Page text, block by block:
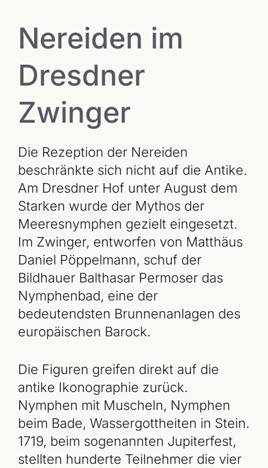
Nereiden im
Dresdner
Zwinger
Die Rezeption der Nereiden
beschränkte sich nicht auf die Antike.
Am Dresdner Hof unter August dem
Starken wurde der Mythos der
Meeresnymphen gezielt eingesetzt.
Im Zwinger, entworfen von Matthäus
Daniel Pöppelmann, schuf der
Bildhauer Balthasar Permoser das
Nymphenbad, eine der
bedeutendsten Brunnenanlagen des
europäischen Barock.
Die Figuren greifen direkt auf die
antike Ikonographie zurück.
Nymphen mit Muscheln, Nymphen
beim Bade, Wassergottheiten in Stein.
1719, beim sogenannten Jupiterfest,
stellten hunderte Teilnehmer die vier